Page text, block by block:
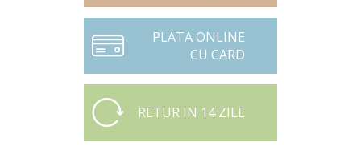
PLATA ONLINE
CU CARD
RETUR IN 14 ZILE